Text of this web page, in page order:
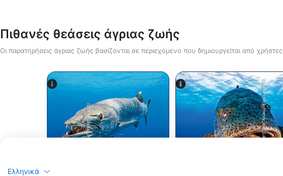
Πιθανές θεάσεις άγριας ζωής
Οι παρατηρήσεις άγριας ζωής βασίζονται σε περιεχόμενο που δημιουργείται από χρήστες
iStock-Global_Pics Shutterstock-Henry_and_Laura_Whittaker
Ελληνικά